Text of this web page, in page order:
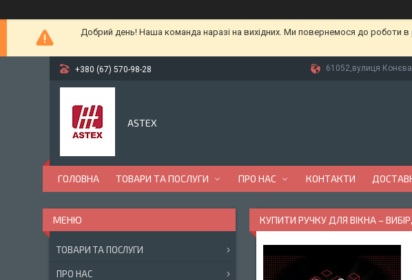
Добрий день! Наша команда наразі на вихідних. Ми повернемося до роботи в
+380 (67) 570-98-28 61052,вулиця
ASTEX
ГОЛОВНА ТОВАРИ ТА ПОСЛУГИ ПРО НАС КОНТАКТИ
КУПИТИ РУЧКУ ДЛЯ ВІКНА –
ТОВАРИ ТА ПОСЛУГИ
ПРО НАС